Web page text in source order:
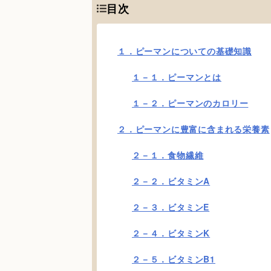
目次
１．ピーマンについての基礎知識
１－１．ピーマンとは
１－２．ピーマンのカロリー
２．ピーマンに豊富に含まれる栄養素
２－１．食物繊維
２－２．ビタミンA
２－３．ビタミンE
２－４．ビタミンK
２－５．ビタミンB1